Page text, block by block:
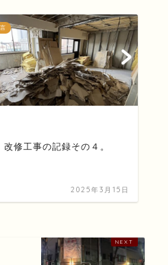
改修工事の記録その４。
2025年3月15日